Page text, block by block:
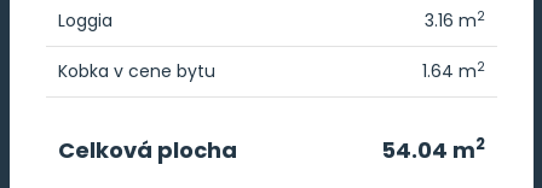
Loggia 3.16 m2
Kobka v cene bytu 1.64 m2
Celková plocha 54.04 m2